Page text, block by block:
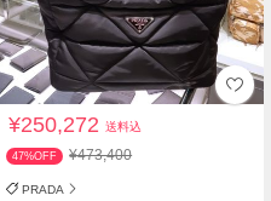
¥250,272送料込
47%OFF ¥473,400
PRADA